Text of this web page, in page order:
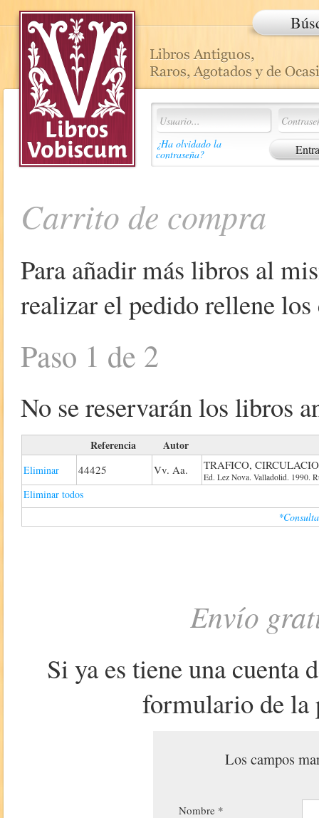
¿Ha olvidado la
contraseña?
Carrito de compra
Para añadir más libros al
realizar el pedido rellene
Paso 1 de 2
No se reservarán los libros
Referencia Autor
Eliminar 44425 Vv. Aa. TRAFICO,
Ed. Lez Nova. Valladolid. 1990.
Eliminar todos
Envío
Si ya es tiene una cuenta
formulario de la
Los campos
Nombre *